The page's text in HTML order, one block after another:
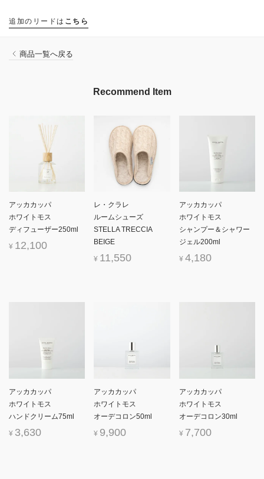
追加のリードは こちら
商品一覧へ戻る
Recommend Item
アッカカッパ
ホワイトモス
ディフューザー250ml
¥ 12,100
レ・クラレ
ルームシューズ
STELLA TRECCIA
BEIGE
¥ 11,550
アッカカッパ
ホワイトモス
シャンプー＆シャワー
ジェル200ml
¥ 4,180
アッカカッパ
ホワイトモス
ハンドクリーム75ml
¥ 3,630
アッカカッパ
ホワイトモス
オーデコロン50ml
¥ 9,900
アッカカッパ
ホワイトモス
オーデコロン30ml
¥ 7,700